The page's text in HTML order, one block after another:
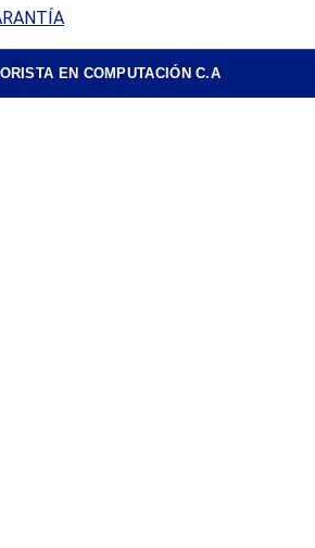
EN COMPUTACIÓN C.A